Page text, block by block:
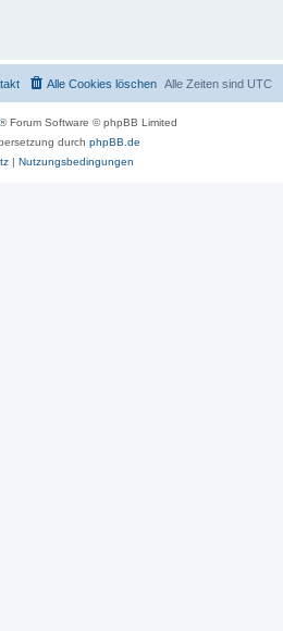
Alle Zeiten sind UTC
Alle Cookies löschen
® Forum Software © phpBB Limited
durch phpBB.de
| Nutzungsbedingungen